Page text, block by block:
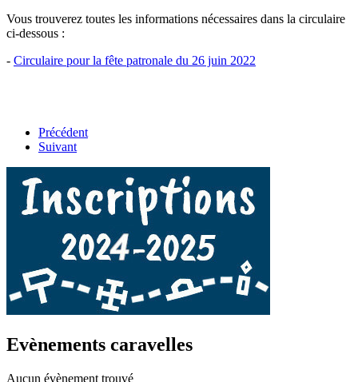
Vous trouverez toutes les informations nécessaires dans la circulaire
ci-dessous :
- Circulaire pour la fête patronale du 26 juin 2022
Précédent
Suivant
Evènements caravelles
Aucun évènement trouvé